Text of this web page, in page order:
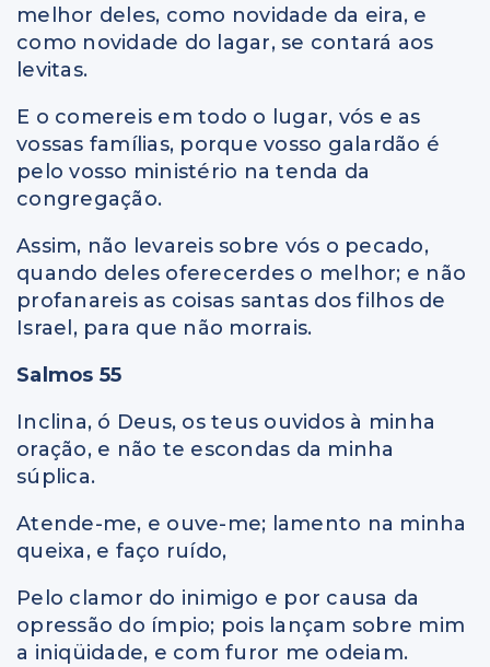
melhor deles, como novidade da eira, e
como novidade do lagar, se contará aos
levitas.
E o comereis em todo o lugar, vós e as
vossas famílias, porque vosso galardão é
pelo vosso ministério na tenda da
congregação.
Assim, não levareis sobre vós o pecado,
quando deles oferecerdes o melhor; e não
profanareis as coisas santas dos filhos de
Israel, para que não morrais.
Salmos 55
Inclina, ó Deus, os teus ouvidos à minha
oração, e não te escondas da minha
súplica.
Atende-me, e ouve-me; lamento na minha
queixa, e faço ruído,
Pelo clamor do inimigo e por causa da
opressão do ímpio; pois lançam sobre mim
a iniqüidade, e com furor me odeiam.